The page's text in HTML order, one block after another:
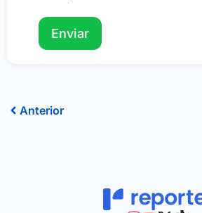
Anterior
Anterior